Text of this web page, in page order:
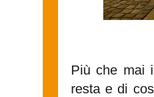
Più che mai
resta e di